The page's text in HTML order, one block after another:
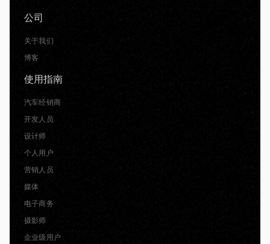
公司
关于我们
博客
使用指南
汽车经销商
开发人员
设计师
个人用户
营销人员
媒体
电子商务
摄影师
企业级用户